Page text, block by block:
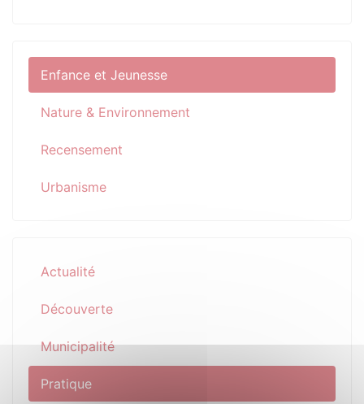
Enfance et Jeunesse
Nature & Environnement
Recensement
Urbanisme
Actualité
Découverte
Municipalité
Pratique